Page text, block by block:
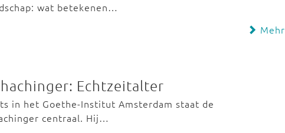
wat betekenen…
Mehr
Echtzeitalter
in het Goethe-Institut Amsterdam staat de
centraal. Hij…